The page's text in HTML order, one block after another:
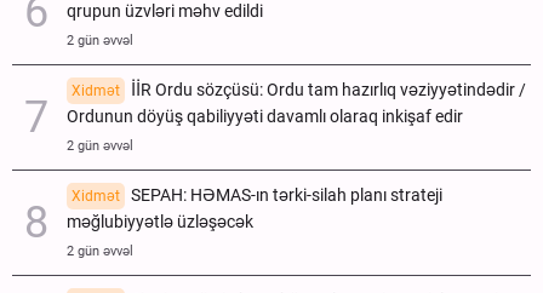
qrupun üzvləri məhv edildi
2 gün əvvəl
Xidmət
İİR Ordu sözçüsü: Ordu tam hazırlıq vəziyyətindədir /
Ordunun döyüş qabiliyyəti davamlı olaraq inkişaf edir
2 gün əvvəl
Xidmət
SEPAH: HƏMAS-ın tərki-silah planı strateji
məğlubiyyətlə üzləşəcək
2 gün əvvəl